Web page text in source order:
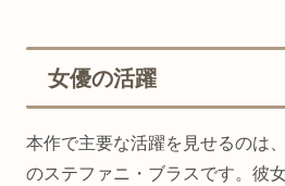
女優の活躍
本作で主要な活躍を見せるのは
のステファニ・ブラスです。彼